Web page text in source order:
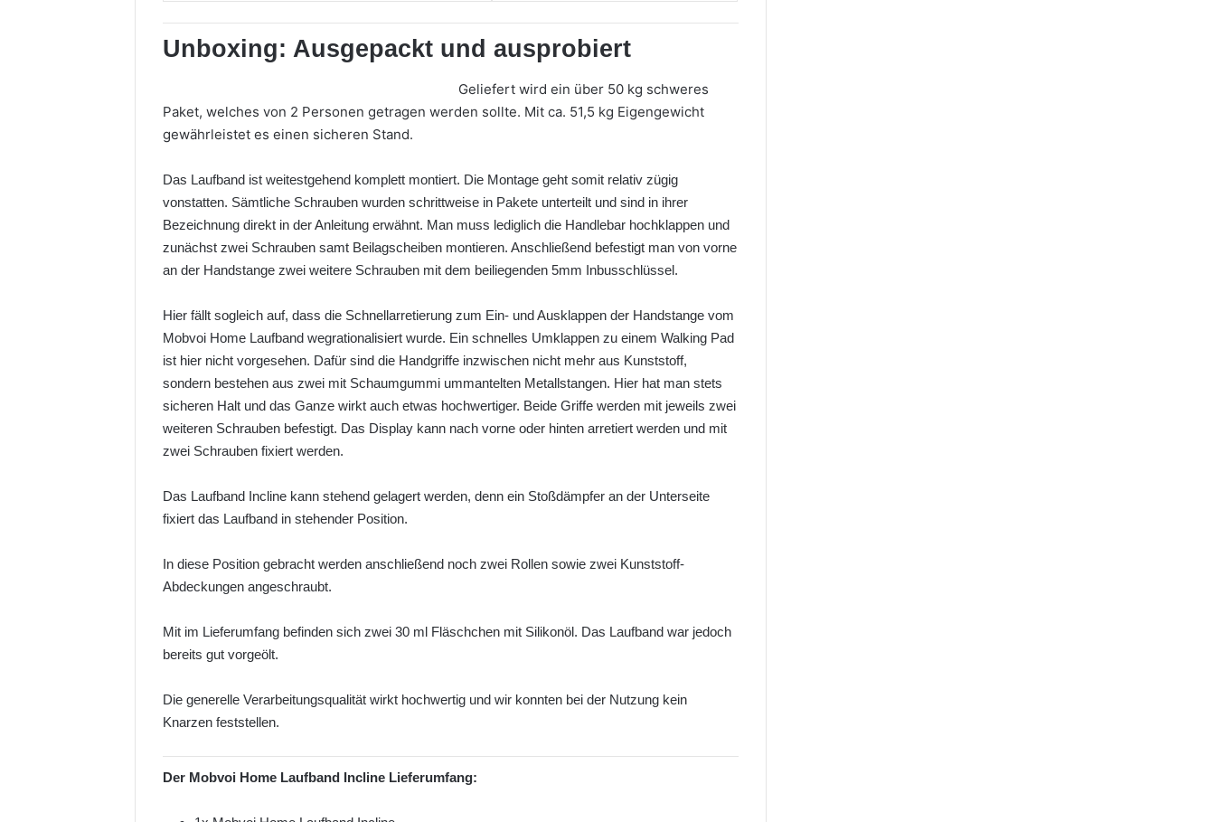
Unboxing: Ausgepackt und ausprobiert
Geliefert wird ein über 50 kg schweres
Paket, welches von 2 Personen getragen werden sollte. Mit ca. 51,5 kg Eigengewicht
gewährleistet es einen sicheren Stand.
Das Laufband ist weitestgehend komplett montiert. Die Montage geht somit relativ zügig
vonstatten. Sämtliche Schrauben wurden schrittweise in Pakete unterteilt und sind in ihrer
Bezeichnung direkt in der Anleitung erwähnt. Man muss lediglich die Handlebar hochklappen und
zunächst zwei Schrauben samt Beilagscheiben montieren. Anschließend befestigt man von vorne
an der Handstange zwei weitere Schrauben mit dem beiliegenden 5mm Inbusschlüssel.
Hier fällt sogleich auf, dass die Schnellarretierung zum Ein- und Ausklappen der Handstange vom
Mobvoi Home Laufband wegrationalisiert wurde. Ein schnelles Umklappen zu einem Walking Pad
ist hier nicht vorgesehen. Dafür sind die Handgriffe inzwischen nicht mehr aus Kunststoff,
sondern bestehen aus zwei mit Schaumgummi ummantelten Metallstangen. Hier hat man stets
sicheren Halt und das Ganze wirkt auch etwas hochwertiger. Beide Griffe werden mit jeweils zwei
weiteren Schrauben befestigt. Das Display kann nach vorne oder hinten arretiert werden und mit
zwei Schrauben fixiert werden.
Das Laufband Incline kann stehend gelagert werden, denn ein Stoßdämpfer an der Unterseite
fixiert das Laufband in stehender Position.
In diese Position gebracht werden anschließend noch zwei Rollen sowie zwei Kunststoff-
Abdeckungen angeschraubt.
Mit im Lieferumfang befinden sich zwei 30 ml Fläschchen mit Silikonöl. Das Laufband war jedoch
bereits gut vorgeölt.
Die generelle Verarbeitungsqualität wirkt hochwertig und wir konnten bei der Nutzung kein
Knarzen feststellen.
Der Mobvoi Home Laufband Incline Lieferumfang: